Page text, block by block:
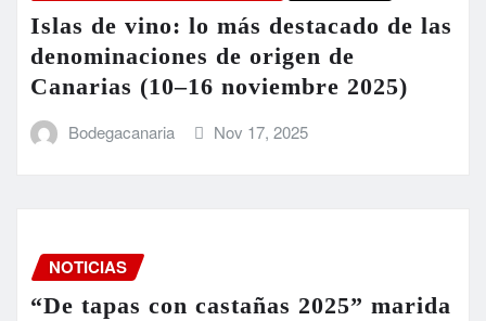
Islas de vino: lo más destacado de las
denominaciones de origen de
Canarias (10–16 noviembre 2025)
Bodegacanaria Nov 17, 2025
NOTICIAS
“De tapas con castañas 2025” marida